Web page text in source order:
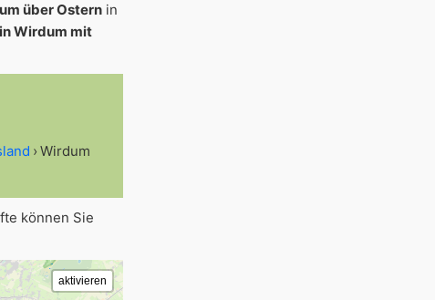
über Ostern in
Wirdum mit
Wirdum
können Sie